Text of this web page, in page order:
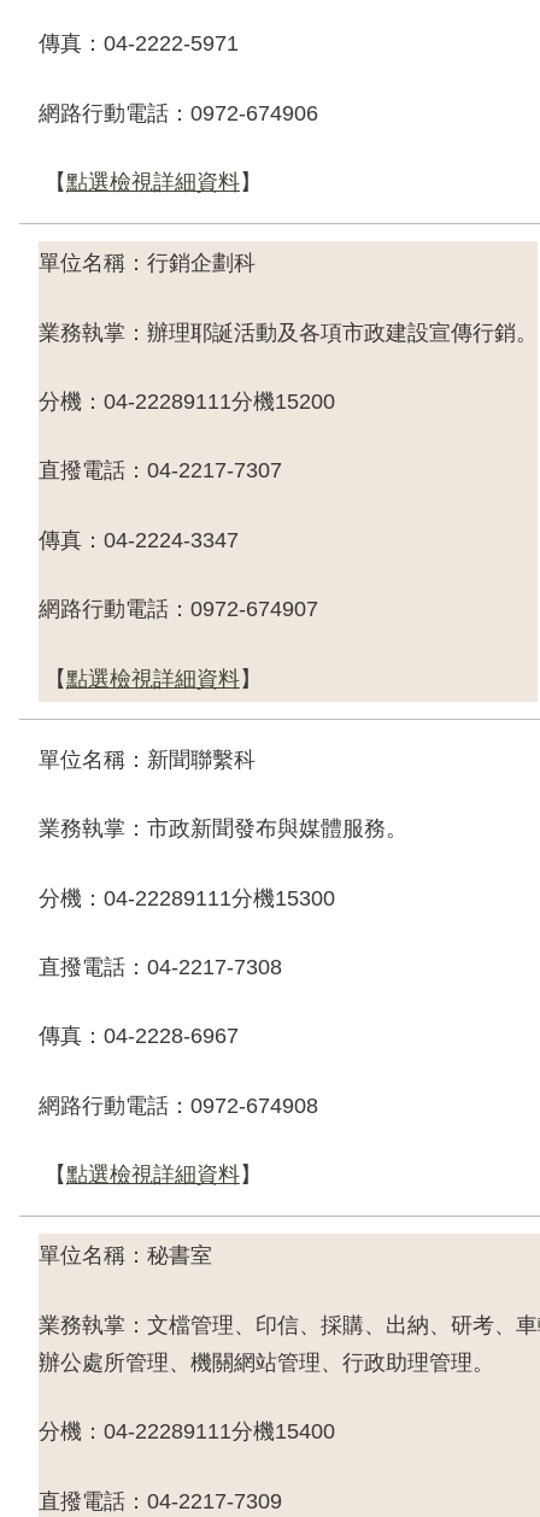
傳真： 04-2222-5971
網路行動電話： 0972-674906
【點選檢視詳細資料】
單位名稱：行銷企劃科
業務執掌：辦理耶誕活動及各項市政建設宣傳行銷。
分機： 04-22289111分機15200
直撥電話： 04-2217-7307
傳真： 04-2224-3347
網路行動電話： 0972-674907
【點選檢視詳細資料】
單位名稱：新聞聯繫科
業務執掌：市政新聞發布與媒體服務。
分機： 04-22289111分機15300
直撥電話： 04-2217-7308
傳真： 04-2228-6967
網路行動電話： 0972-674908
【點選檢視詳細資料】
單位名稱：秘書室
業務執掌：文檔管理、印信、採購、出納、研考、
辦公處所管理、機關網站管理、行政助理管理。
分機： 04-22289111分機15400
直撥電話： 04-2217-7309